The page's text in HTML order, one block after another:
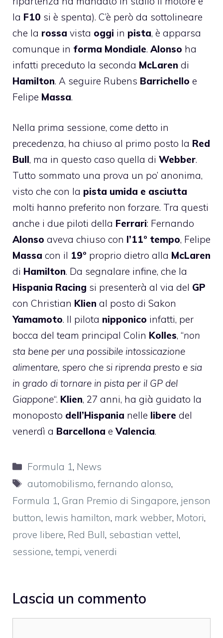
la F10 si è spenta). C’è però da sottolineare
che la rossa vista oggi in pista, è apparsa
comunque in forma Mondiale. Alonso ha
infatti preceduto la seconda McLaren di
Hamilton. A seguire Rubens Barrichello e
Felipe Massa.
Nella prima sessione, come detto in
precedenza, ha chiuso al primo posto la Red
Bull, ma in questo caso quella di Webber.
Tutto sommato una prova un po’ anonima,
visto che con la pista umida e asciutta
molti hanno preferito non forzare. Tra questi
anche i due piloti della Ferrari: Fernando
Alonso aveva chiuso con l’11° tempo, Felipe
Massa con il 19° proprio dietro alla McLaren
di Hamilton. Da segnalare infine, che la
Hispania Racing si presenterà al via del GP
con Christian Klien al posto di Sakon
Yamamoto. Il pilota nipponico infatti, per
bocca del team principal Colin Kolles, “non
sta bene per una possibile intossicazione
alimentare, spero che si riprenda presto e sia
in grado di tornare in pista per il GP del
Giappone“. Klien, 27 anni, ha già guidato la
monoposto dell’Hispania nelle libere del
venerdì a Barcellona eValencia.
Categorie
Formula 1, News
Tag
automobilismo,fernando alonso,
Formula 1, Gran Premio di Singapore, jenson
button, lewis hamilton, mark webber, Motori,
prove libere, Red Bull, sebastian vettel,
sessione, tempi, venerdi
Lascia un commento